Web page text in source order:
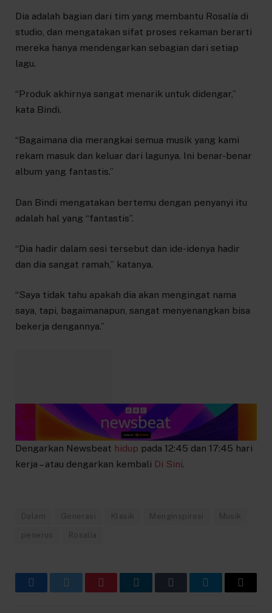
Dia adalah bagian dari tim yang membantu Rosalía di
studio, dan mengatakan sifat proses rekaman berarti
mereka hanya mendengarkan sebagian dari setiap
lagu.
“Produk akhirnya sangat menarik untuk didengar,”
kata Bindi.
“Bagaimana dia merangkai semua musik yang kami
rekam masuk dan keluar dari lagunya. Ini benar-benar
album yang fantastis.”
Dan Bindi mengatakan bertemu dengan penyanyi itu
adalah hal yang “fantastis”.
“Dia hadir dalam sesi tersebut dan ide-idenya hadir
dan dia sangat ramah,” katanya.
“Saya tidak tahu apakah dia akan mengingat nama
saya, tapi, bagaimanapun, sangat menyenangkan bisa
bekerja dengannya.”
Dengarkan Newsbeat hidup pada 12:45 dan 17:45 hari
kerja – atau dengarkan kembali Di Sini.
Dalam Generasi Klasik Menginspirasi Musik
penerus Rosalía
FacebookTwitter PinterestLinkedInTumblr TelegramEmail